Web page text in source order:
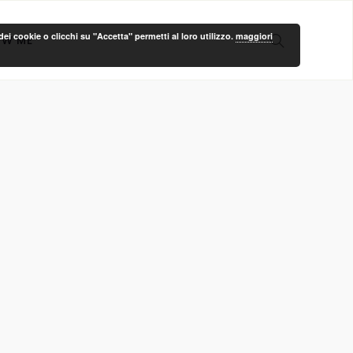
ME
cookie o clicchi su "Accetta" permetti al loro utilizzo. maggiori